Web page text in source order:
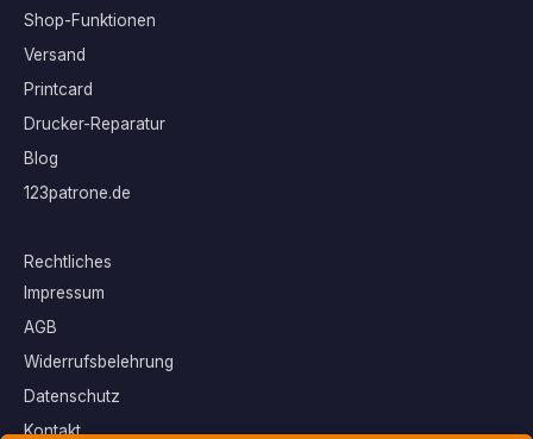
Shop-Funktionen
Versand
Printcard
Drucker-Reparatur
Blog
123patrone.de
Rechtliches
Impressum
AGB
Widerrufsbelehrung
Datenschutz
Kontakt